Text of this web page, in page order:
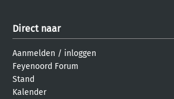
Direct naar
Aanmelden / inloggen
Feyenoord Forum
Stand
Kalender